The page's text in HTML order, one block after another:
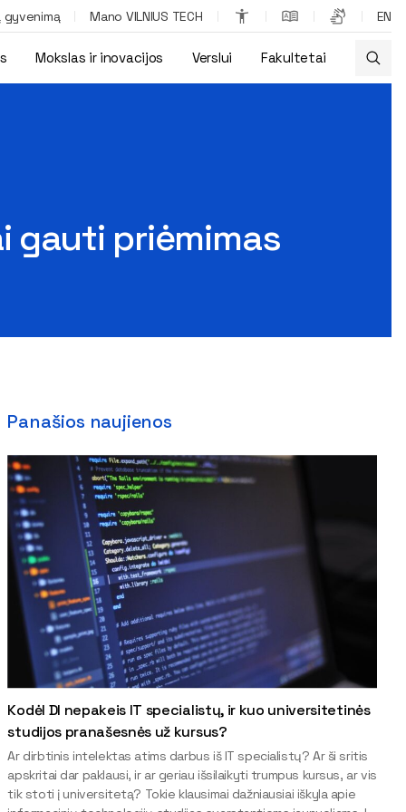
gyvenimą Mano VILNIUS TECH EN
Mokslas ir inovacijos Verslui Fakultetai
gauti priėmimas
Panašios naujienos
Kodėl DI nepakeis IT specialistų, ir kuo universitetinės
studijos pranašesnės už kursus?
Ar dirbtinis intelektas atims darbus iš IT specialistų? Ar ši sritis
apskritai dar paklausi, ir ar geriau išsilaikyti trumpus kursus, ar vis
tik stoti į universitetą? Tokie klausimai dažniausiai iškyla apie